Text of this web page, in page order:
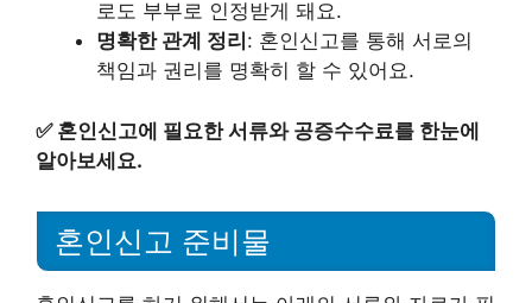
로도 부부로 인정받게 돼요.
명확한 관계 정리 : 혼인신고를 통해 서로의
책임과 권리를 명확히 할 수 있어요.
✅ 혼인신고에 필요한 서류와 공증수수료를 한눈에
알아보세요.
혼인신고 준비물